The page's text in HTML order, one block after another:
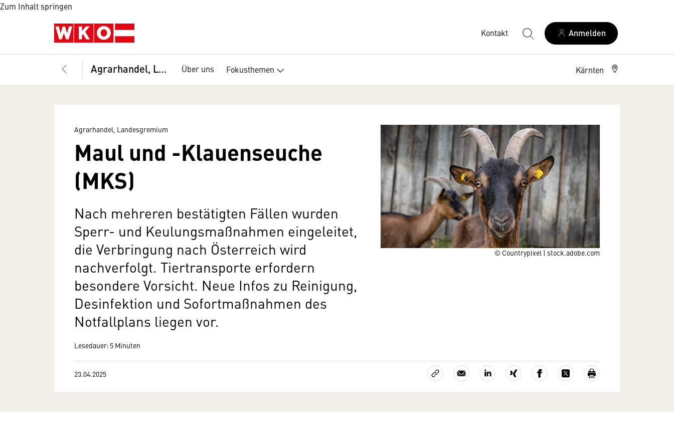
Zum Inhalt springen
Kontakt Anmelden
Agrarhandel, Landesgremium Über uns Fokusthemen Kärnten
© Countrypixel | stock.adobe.com
Agrarhandel, Landesgremium
Maul und -Klauenseuche
(MKS)
Nach mehreren bestätigten Fällen wurden
Sperr- und Keulungsmaßnahmen eingeleitet,
die Verbringung nach Österreich wird
nachverfolgt. Tiertransporte erfordern
besondere Vorsicht. Neue Infos zu Reinigung,
Desinfektion und Sofortmaßnahmen des
Notfallplans liegen vor.
Lesedauer: 5 Minuten
23.04.2025